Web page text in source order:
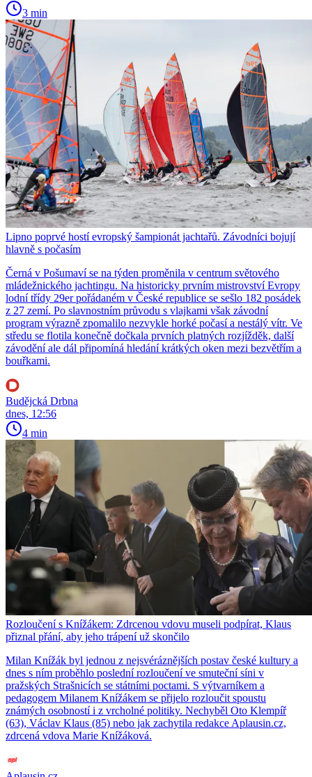
3 min
Lipno poprvé hostí evropský šampionát jachtařů. Závodníci bojují
hlavně s počasím
Černá v Pošumaví se na týden proměnila v centrum světového
mládežnického jachtingu. Na historicky prvním mistrovství Evropy
lodní třídy 29er pořádaném v České republice se sešlo 182 posádek
z 27 zemí. Po slavnostním průvodu s vlajkami však závodní
program výrazně zpomalilo nezvykle horké počasí a nestálý vítr. Ve
středu se flotila konečně dočkala prvních platných rozjížděk, další
závodění ale dál připomíná hledání krátkých oken mezi bezvětřím a
bouřkami.
Budějcká Drbna
dnes, 12:56
4 min
Rozloučení s Knížákem: Zdrcenou vdovu museli podpírat, Klaus
přiznal přání, aby jeho trápení už skončilo
Milan Knížák byl jednou z nejsvéráznějších postav české kultury a
dnes s ním proběhlo poslední rozloučení ve smuteční síni v
pražských Strašnicích se státními poctami. S výtvarníkem a
pedagogem Milanem Knížákem se přijelo rozloučit spoustu
známých osobností i z vrcholné politiky. Nechyběl Oto Klempíř
(63), Václav Klaus (85) nebo jak zachytila redakce Aplausin.cz,
zdrcená vdova Marie Knížáková.